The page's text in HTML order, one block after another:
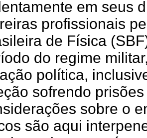
em seus
profissionais
de Física
do regime
política,
sofrendo
sobre o
são aqui